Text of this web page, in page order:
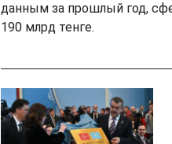
данным за прошлый год,
190 млрд тенге.